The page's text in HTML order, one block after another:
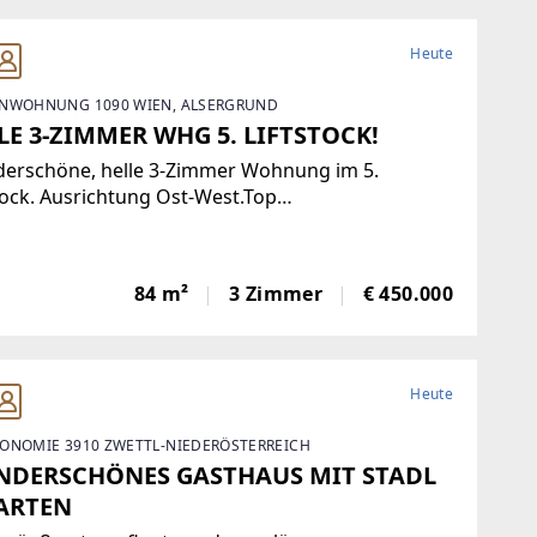
Heute
1090 WIEN, ALSERGRUND
3-ZIMMER WHG 5. LIFTSTOCK!
helle 3-Zimmer Wohnung im 5.
Ausrichtung Ost-West.Top
Wohnfläche von
84 m² 3 Zimmer € 450.000
Heute
3910 ZWETTL-NIEDERÖSTERREICH
GASTHAUS MIT STADL